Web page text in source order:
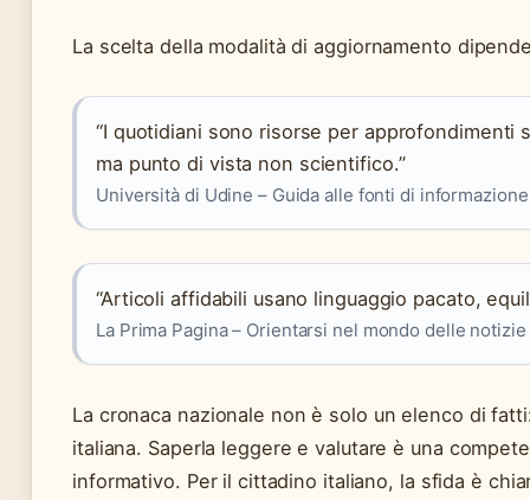
La scelta della modalità di aggiornamento
“I quotidiani sono risorse per approfondimenti
ma punto di vista non scientifico.”
Università di Udine – Guida alle fonti di informazione
“Articoli affidabili usano linguaggio pacato,
La Prima Pagina – Orientarsi nel mondo delle
La cronaca nazionale non è solo un elenco di
italiana. Saperla leggere e valutare è una
informativo. Per il cittadino italiano, la sfida è